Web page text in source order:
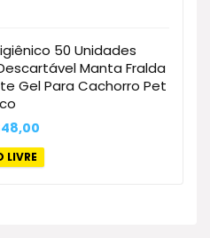
50 Unidades
Manta Fralda
Gel Para Cachorro Pet
48,00
atual
é:
LIVRE